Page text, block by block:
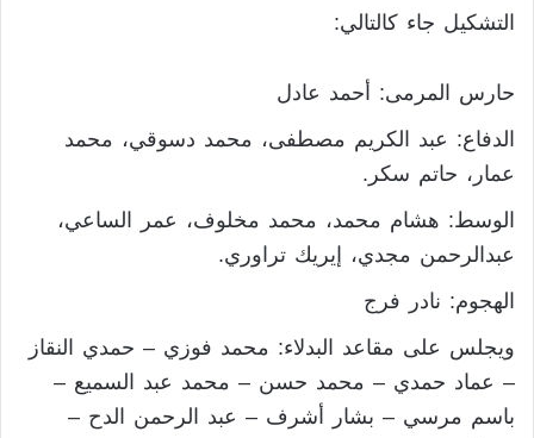
التشكيل جاء كالتالي:
حارس المرمى: أحمد عادل
الدفاع: عبد الكريم مصطفى، محمد دسوقي، محمد
عمار، حاتم سكر.
الوسط: هشام محمد، محمد مخلوف، عمر الساعي،
عبدالرحمن مجدي، إيريك تراوري.
الهجوم: نادر فرج
ويجلس على مقاعد البدلاء: محمد فوزي – حمدي النقاز
– عماد حمدي – محمد حسن – محمد عبد السميع –
باسم مرسي – بشار أشرف – عبد الرحمن الدح –